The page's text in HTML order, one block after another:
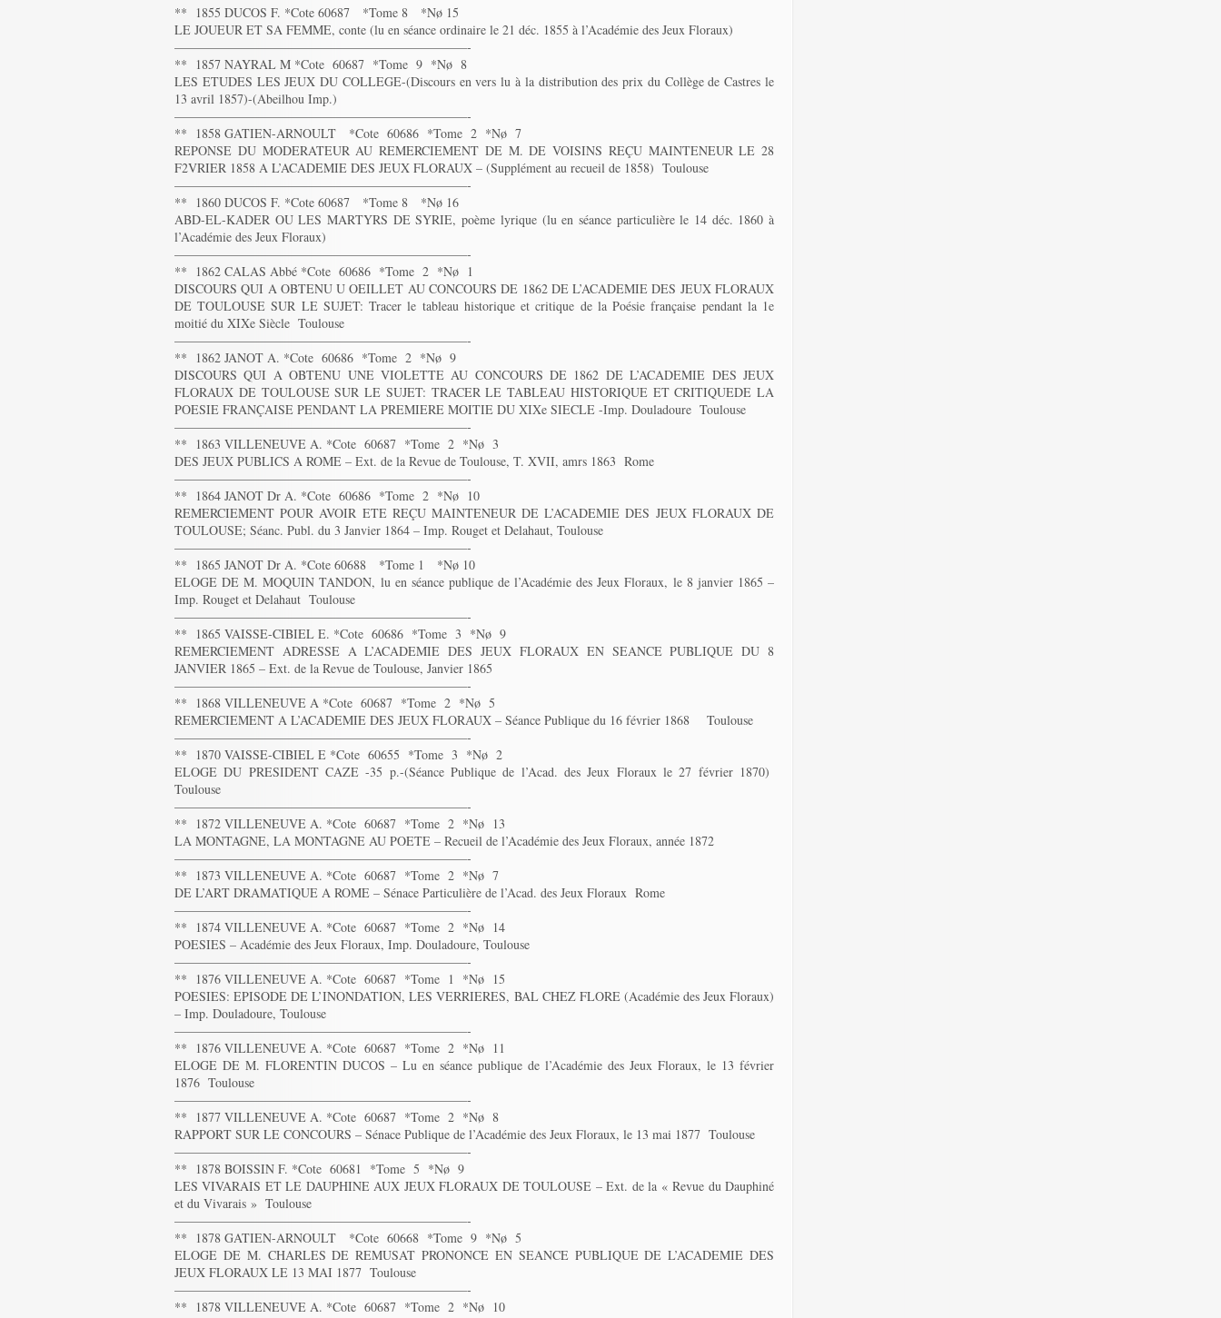
** 1855 DUCOS F. *Cote 60687 *Tome 8 *Nø 15
LE JOUEUR ET SA FEMME, conte (lu en séance ordinaire le 21 déc. 1855 à l’Académie des Jeux Floraux)
———————————————————————-
** 1857 NAYRAL M *Cote 60687 *Tome 9 *Nø 8
LES ETUDES LES JEUX DU COLLEGE-(Discours en vers lu à la distribution des prix du Collège de Castres le
13 avril 1857)-(Abeilhou Imp.)
———————————————————————-
** 1858 GATIEN-ARNOULT *Cote 60686 *Tome 2 *Nø 7
REPONSE DU MODERATEUR AU REMERCIEMENT DE M. DE VOISINS REÇU MAINTENEUR LE 28
F2VRIER 1858 A L’ACADEMIE DES JEUX FLORAUX – (Supplément au recueil de 1858) Toulouse
———————————————————————-
** 1860 DUCOS F. *Cote 60687 *Tome 8 *Nø 16
ABD-EL-KADER OU LES MARTYRS DE SYRIE, poème lyrique (lu en séance particulière le 14 déc. 1860 à
l’Académie des Jeux Floraux)
———————————————————————-
** 1862 CALAS Abbé *Cote 60686 *Tome 2 *Nø 1
DISCOURS QUI A OBTENU U OEILLET AU CONCOURS DE 1862 DE L’ACADEMIE DES JEUX FLORAUX
DE TOULOUSE SUR LE SUJET: Tracer le tableau historique et critique de la Poésie française pendant la 1e
moitié du XIXe Siècle Toulouse
———————————————————————-
** 1862 JANOT A. *Cote 60686 *Tome 2 *Nø 9
DISCOURS QUI A OBTENU UNE VIOLETTE AU CONCOURS DE 1862 DE L’ACADEMIE DES JEUX
FLORAUX DE TOULOUSE SUR LE SUJET: TRACER LE TABLEAU HISTORIQUE ET CRITIQUEDE LA
POESIE FRANÇAISE PENDANT LA PREMIERE MOITIE DU XIXe SIECLE -Imp. Douladoure Toulouse
———————————————————————-
** 1863 VILLENEUVE A. *Cote 60687 *Tome 2 *Nø 3
DES JEUX PUBLICS A ROME – Ext. de la Revue de Toulouse, T. XVII, amrs 1863 Rome
———————————————————————-
** 1864 JANOT Dr A. *Cote 60686 *Tome 2 *Nø 10
REMERCIEMENT POUR AVOIR ETE REÇU MAINTENEUR DE L’ACADEMIE DES JEUX FLORAUX DE
TOULOUSE; Séanc. Publ. du 3 Janvier 1864 – Imp. Rouget et Delahaut, Toulouse
———————————————————————-
** 1865 JANOT Dr A. *Cote 60688 *Tome 1 *Nø 10
ELOGE DE M. MOQUIN TANDON, lu en séance publique de l’Académie des Jeux Floraux, le 8 janvier 1865 –
Imp. Rouget et Delahaut Toulouse
———————————————————————-
** 1865 VAISSE-CIBIEL E. *Cote 60686 *Tome 3 *Nø 9
REMERCIEMENT ADRESSE A L’ACADEMIE DES JEUX FLORAUX EN SEANCE PUBLIQUE DU 8
JANVIER 1865 – Ext. de la Revue de Toulouse, Janvier 1865
———————————————————————-
** 1868 VILLENEUVE A *Cote 60687 *Tome 2 *Nø 5
REMERCIEMENT A L’ACADEMIE DES JEUX FLORAUX – Séance Publique du 16 février 1868 Toulouse
———————————————————————-
** 1870 VAISSE-CIBIEL E *Cote 60655 *Tome 3 *Nø 2
ELOGE DU PRESIDENT CAZE -35 p.-(Séance Publique de l’Acad. des Jeux Floraux le 27 février 1870)
Toulouse
———————————————————————-
** 1872 VILLENEUVE A. *Cote 60687 *Tome 2 *Nø 13
LA MONTAGNE, LA MONTAGNE AU POETE – Recueil de l’Académie des Jeux Floraux, année 1872
———————————————————————-
** 1873 VILLENEUVE A. *Cote 60687 *Tome 2 *Nø 7
DE L’ART DRAMATIQUE A ROME – Sénace Particulière de l’Acad. des Jeux Floraux Rome
———————————————————————-
** 1874 VILLENEUVE A. *Cote 60687 *Tome 2 *Nø 14
POESIES – Académie des Jeux Floraux, Imp. Douladoure, Toulouse
———————————————————————-
** 1876 VILLENEUVE A. *Cote 60687 *Tome 1 *Nø 15
POESIES: EPISODE DE L’INONDATION, LES VERRIERES, BAL CHEZ FLORE (Académie des Jeux Floraux)
– Imp. Douladoure, Toulouse
———————————————————————-
** 1876 VILLENEUVE A. *Cote 60687 *Tome 2 *Nø 11
ELOGE DE M. FLORENTIN DUCOS – Lu en séance publique de l’Académie des Jeux Floraux, le 13 février
1876 Toulouse
———————————————————————-
** 1877 VILLENEUVE A. *Cote 60687 *Tome 2 *Nø 8
RAPPORT SUR LE CONCOURS – Sénace Publique de l’Académie des Jeux Floraux, le 13 mai 1877 Toulouse
———————————————————————-
** 1878 BOISSIN F. *Cote 60681 *Tome 5 *Nø 9
LES VIVARAIS ET LE DAUPHINE AUX JEUX FLORAUX DE TOULOUSE – Ext. de la « Revue du Dauphiné
et du Vivarais » Toulouse
———————————————————————-
** 1878 GATIEN-ARNOULT *Cote 60668 *Tome 9 *Nø 5
ELOGE DE M. CHARLES DE REMUSAT PRONONCE EN SEANCE PUBLIQUE DE L’ACADEMIE DES
JEUX FLORAUX LE 13 MAI 1877 Toulouse
———————————————————————-
** 1878 VILLENEUVE A. *Cote 60687 *Tome 2 *Nø 10